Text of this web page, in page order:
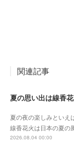
関連記事
夏の思い出は線香
夏の夜の楽しみといえ
線香花火は日本の夏の
2026.08.04 00:00